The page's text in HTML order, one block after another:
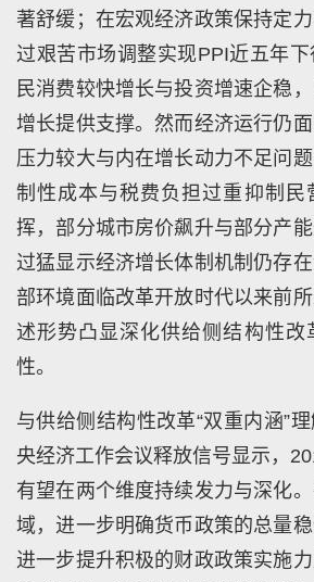
著舒缓；在宏观经济政策保持定
过艰苦市场调整实现PPI近五年
民消费较快增长与投资增速企稳
增长提供支撑。然而经济运行仍
压力较大与内在增长动力不足问
制性成本与税费负担过重抑制民
挥，部分城市房价飙升与部分产
过猛显示经济增长体制机制仍存
部环境面临改革开放时代以来前
述形势凸显深化供给侧结构性改
性。
与供给侧结构性改革“双重内涵”
央经济工作会议释放信号显示，
有望在两个维度持续发力与深化
域，进一步明确货币政策的总量
进一步提升积极的财政政策实施